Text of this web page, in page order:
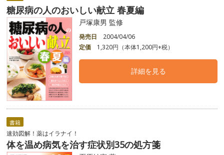
糖尿病の人のおいしい献立 春夏編
戸塚康男 監修
発売日
2004/04/06
定価
1,320円（本体1,200円+税）
詳細を見る
書籍
速効図解！薬はイラナイ！
体を温め病気を治す症状別35の処方箋